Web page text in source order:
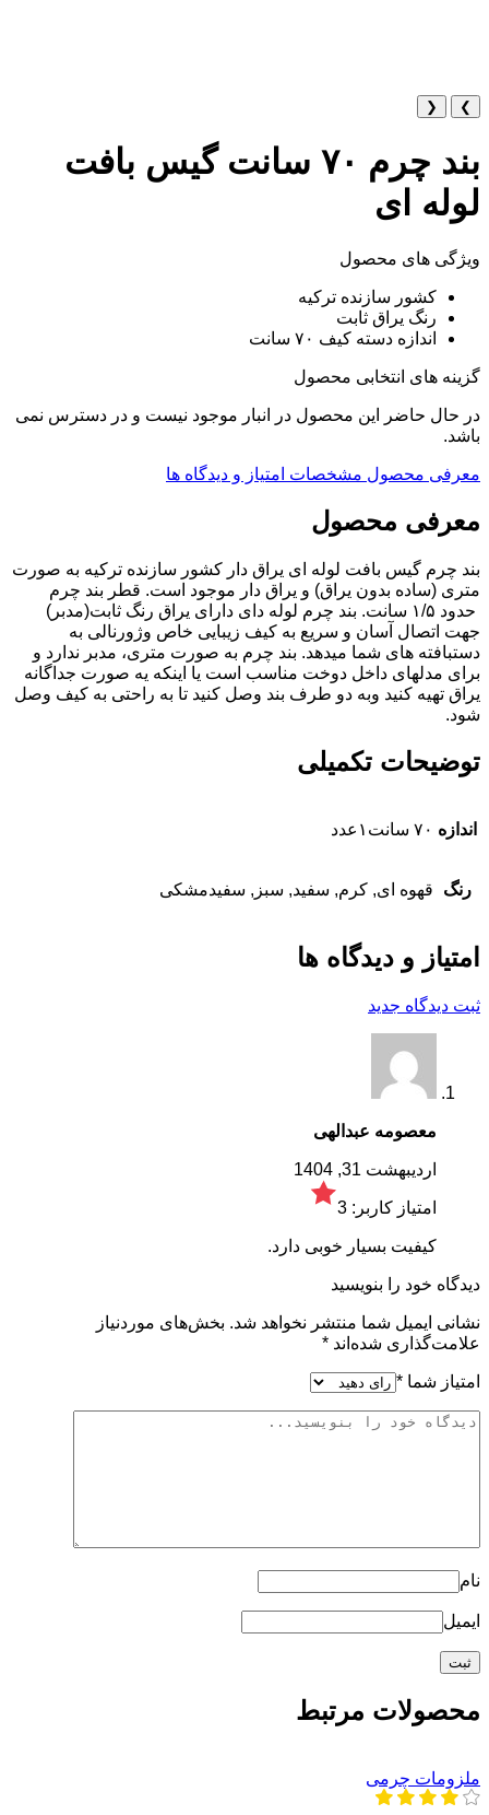
❯
❮
بند چرم ۷۰ سانت گیس بافت
لوله ای
ویژگی های محصول
کشور سازنده ترکیه
رنگ یراق ثابت
اندازه دسته کیف ۷۰ سانت
گزینه های انتخابی محصول
در حال حاضر این محصول در انبار موجود نیست و در دسترس نمی
باشد.
معرفی محصول مشخصات امتیاز و دیدگاه ها
معرفی محصول
بند چرم گیس بافت لوله ای یراق دار کشور سازنده ترکیه به صورت
متری (ساده بدون یراق) و یراق دار موجود است. قطر بند چرم
حدود ۱/۵ سانت. بند چرم لوله دای دارای یراق رنگ ثابت(مدبر)
جهت اتصال آسان و سریع به کیف زیبایی خاص و‌ژورنالی به
دستبافته های شما میدهد. بند چرم به صورت متری، مدبر ندارد و
برای مدلهای داخل دوخت مناسب است یا اینکه یه صورت جداگانه
یراق تهیه کنید وبه دو طرف بند وصل کنید تا به راحتی به کیف وصل
شود.
توضیحات تکمیلی
اندازه ۷۰ سانت۱عدد
رنگ قهوه ای, کرم, سفید, سبز, سفیدمشکی
امتیاز و دیدگاه ها
ثبت دیدگاه جدید
معصومه عبدالهی
اردیبهشت 31, 1404
امتیاز کاربر: 3
کیفیت بسیار خوبی دارد.
دیدگاه خود را بنویسید
نشانی ایمیل شما منتشر نخواهد شد. بخش‌های موردنیاز
علامت‌گذاری شده‌اند *
امتیاز شما *
نام
ایمیل
محصولات مرتبط
ملزومات چرمی